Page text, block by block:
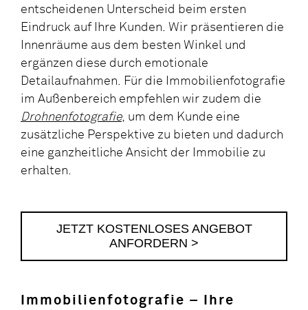
entscheidenen Unterscheid beim ersten
Eindruck auf Ihre Kunden. Wir präsentieren die
Innenräume aus dem besten Winkel und
ergänzen diese durch emotionale
Detailaufnahmen. Für die Immobilienfotografie
im Außenbereich empfehlen wir zudem die
Drohnenfotografie, um dem Kunde eine
zusätzliche Perspektive zu bieten und dadurch
eine ganzheitliche Ansicht der Immobilie zu
erhalten.
JETZT KOSTENLOSES ANGEBOT
ANFORDERN >
Immobilienfotografie – Ihre